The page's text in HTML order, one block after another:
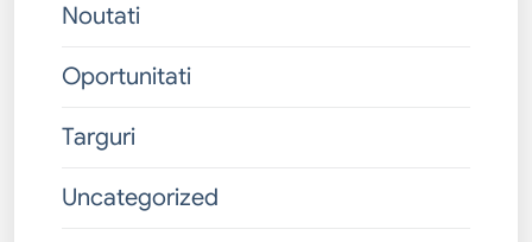
Noutati
Oportunitati
Targuri
Uncategorized